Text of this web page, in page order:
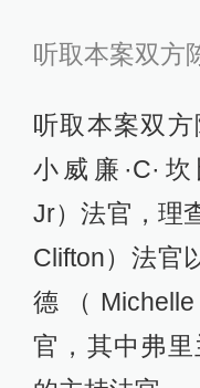
听取本案双方
听取本案双
小威廉·C·
Jr）法官，理
Clifton）法官
德（
官，其中弗